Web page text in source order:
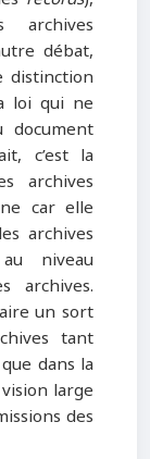
débat,
distinction
loi qui ne
c’est la
archives
car elle
archives
niveau
archives.
un sort
tant
dans la
large
des